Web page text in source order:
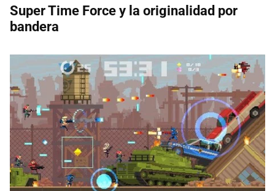
Super Time Force y la originalidad por
bandera